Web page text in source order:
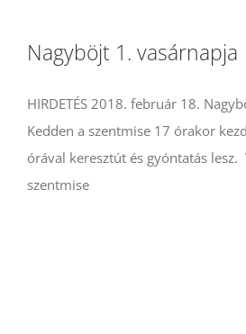
Nagyböjt 1. vasárnapja
HIRDETÉS 2018. február 18.
Kedden a szentmise 17 órakor
órával keresztút és gyóntatás lesz.
szentmise